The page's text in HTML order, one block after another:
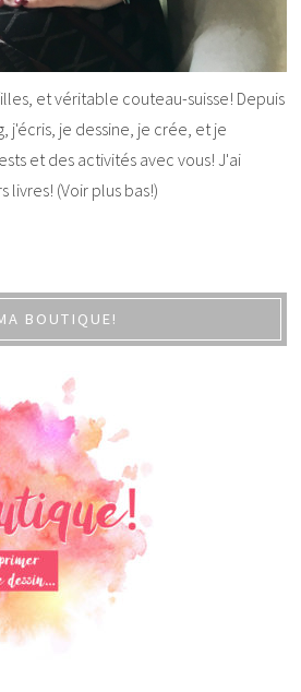
et véritable couteau-suisse! Depuis
j'écris, je dessine, je crée, et je
et des activités avec vous! J'ai
(Voir plus bas!)
BOUTIQUE!